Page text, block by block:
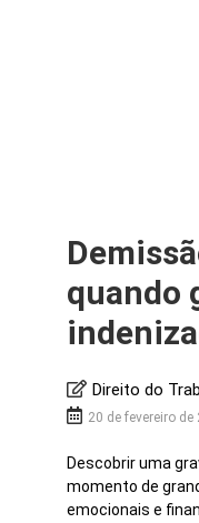
quando
Direito do
20 de fevereiro de
Descobrir uma
momento de
emocionais e